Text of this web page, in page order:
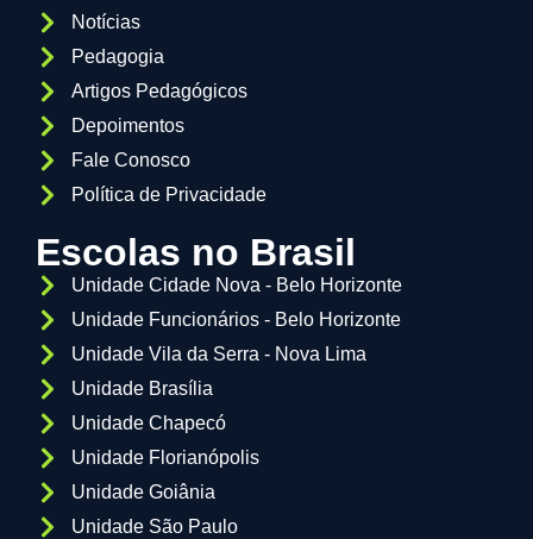
Notícias
Pedagogia
Artigos Pedagógicos
Depoimentos
Fale Conosco
Política de Privacidade
Escolas no Brasil
Unidade Cidade Nova - Belo Horizonte
Unidade Funcionários - Belo Horizonte
Unidade Vila da Serra - Nova Lima
Unidade Brasília
Unidade Chapecó
Unidade Florianópolis
Unidade Goiânia
Unidade São Paulo